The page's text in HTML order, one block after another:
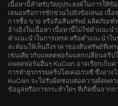
เนื้อหานี้สำหรับวัตถุประสงค์ในการให้ข้
เสนอหรือการชักชวนไปยังข้อเสนอ เนื้
การซื้อ ขาย หรือถือสินทรัพย์ ผลิตภัณฑ์ท
อ้างอิงในเนื้อหา เนื้อหานี้ไม่ใช่คำแนะน
คำแนะนำในการเทรด หรือคำแนะนำใ
สะท้อนให้เห็นถึงราคาของสินทรัพย์ที่เท
เช่นเดียวกับแพลตฟอร์มแลกเปลี่ยนคริ
แพลตฟอร์มอื่นๆ KuCoin อาจเรียกเก็บ
การทำธุรกรรมคริปโตเคอเรนซี ซึ่งอาจ
KuCoin จะไม่รับผิดชอบต่อความผิดพล
ข้อมูลหรือการกระทำใดๆ ที่เกิดขึ้นจากก